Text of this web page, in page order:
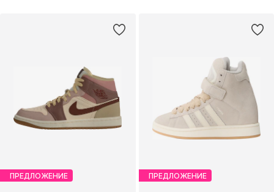
ПРЕДЛОЖЕНИЕ ПРЕДЛОЖЕНИЕ